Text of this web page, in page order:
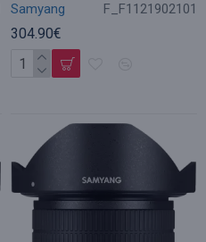
Samyang F_F1121902101
304.90€